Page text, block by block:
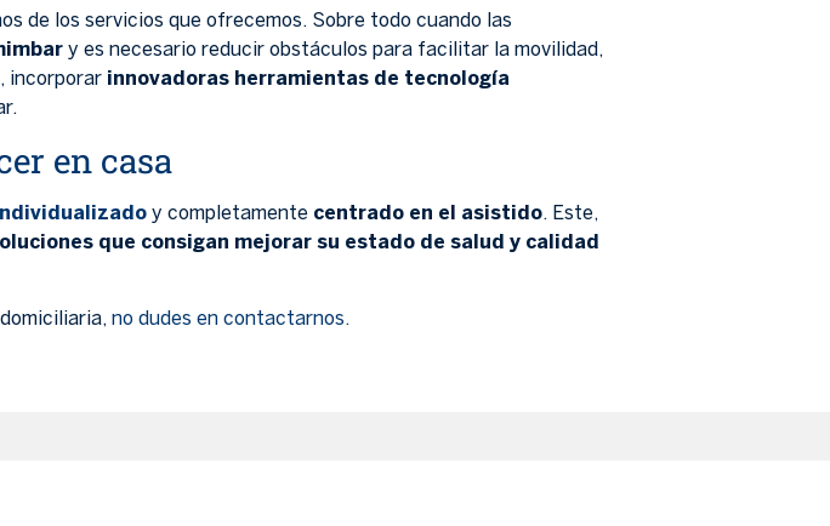
de los servicios que ofrecemos. Sobre todo cuando las
y es necesario reducir obstáculos para facilitar la movilidad,
incorporar innovadoras herramientas de tecnología
en casa
y completamente centrado en el asistido. Este,
que consigan mejorar su estado de salud y calidad
no dudes en contactarnos.